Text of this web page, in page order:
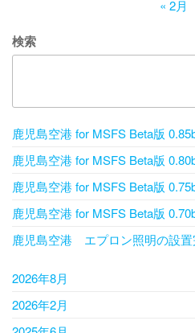
« 2月
検索
鹿児島空港 for MSFS Beta版
鹿児島空港 for MSFS Beta版
鹿児島空港 for MSFS Beta版
鹿児島空港 for MSFS Beta版
鹿児島空港 エプロン照明の設置
2026年8月
2026年2月